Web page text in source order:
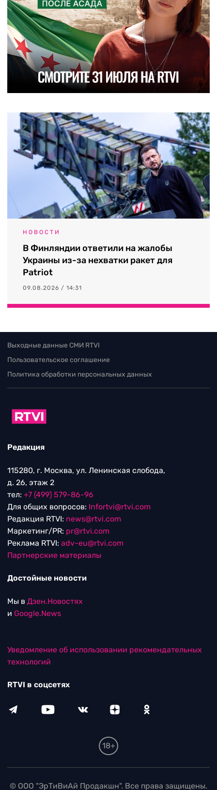
НОВОСТИ
В Финляндии ответили на жалобы
Украины из-за нехватки ракет для
Patriot
09.08.2026 / 14:31
Выходные данные СМИ RTVI
Пользовательское соглашение
Политика обработки персональных данных
Редакция
115280, г. Москва, ул. Ленинская слобода,
д. 26, этаж 2
тел: +7 (499) 579-86-96
Для общих вопросов: Infortvi@rtvi.com
Редакция RTVI: news@rtvi.com
Маркетинг/PR: pr@rtvi.com
Реклама RTVI: adv-eu@rtvi.com
Партнерские материалы
Достойные новости
Мы в Дзен.Новостях
и Google.News
Уведомление об использовании рекомендательных
технологий
RTVI в соцсетях
18+
© ООО "ЭрТиВиАй Продакшн". Все права защищены.